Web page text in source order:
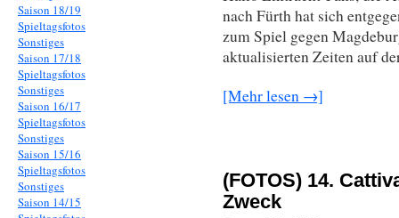
Saison 18/19
Spieltagsfotos
Sonstiges
Saison 17/18
Spieltagsfotos
Sonstiges
Saison 16/17
Spieltagsfotos
Sonstiges
Saison 15/16
Spieltagsfotos
Sonstiges
Saison 14/15
nach Fürth hat sich
zum Spiel gegen
aktualisierten Zeiten auf
[Mehr lesen →]
(FOTOS) 14.
Zweck